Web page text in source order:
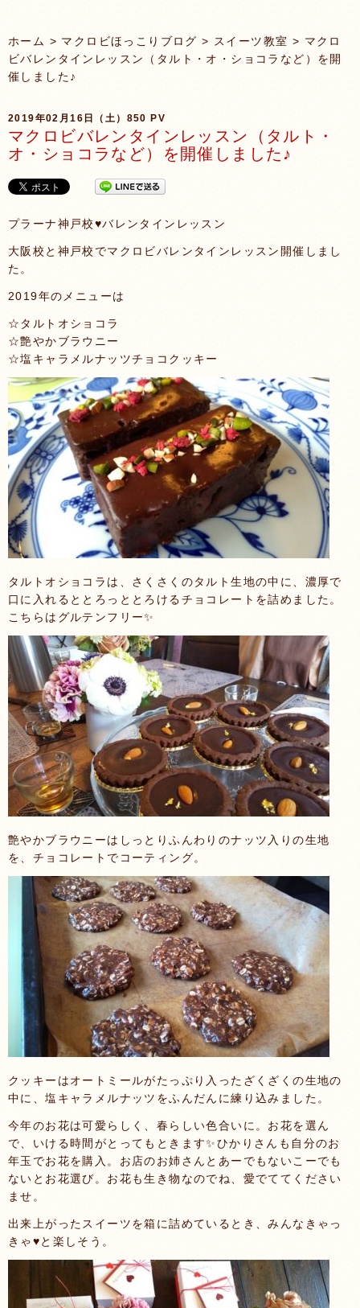
ホーム > マクロビほっこりブログ > スイーツ教室 > マクロ
ビバレンタインレッスン（タルト・オ・ショコラなど）を開
催しました♪
2019年02月16日（土） 850 PV
マクロビバレンタインレッスン（タルト・
オ・ショコラなど）を開催しました♪
プラーナ神戸校♥バレンタインレッスン
大阪校と神戸校でマクロビバレンタインレッスン開催しまし
た。
2019年のメニューは
☆タルトオショコラ
☆艶やかブラウニー
☆塩キャラメルナッツチョコクッキー
タルトオショコラは、さくさくのタルト生地の中に、濃厚で
口に入れるととろっととろけるチョコレートを詰めました。
こちらはグルテンフリー✨
艶やかブラウニーはしっとりふんわりのナッツ入りの生地
を、チョコレートでコーティング。
クッキーはオートミールがたっぷり入ったざくざくの生地の
中に、塩キャラメルナッツをふんだんに練り込みました。
今年のお花は可愛らしく、春らしい色合いに。お花を選ん
で、いける時間がとってもときます✨ひかりさんも自分のお
年玉でお花を購入。お店のお姉さんとあーでもないこーでも
ないとお花選び。お花も生き物なのでね、愛でててください
ませ。
出来上がったスイーツを箱に詰めているとき、みんなきゃっ
きゃ♥と楽しそう。